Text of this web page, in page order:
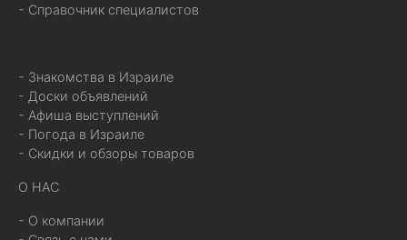
- Справочник специалистов
- Знакомства в Израиле
- Доски объявлений
- Афиша выступлений
- Погода в Израиле
- Скидки и обзоры товаров
О НАС
- О компании